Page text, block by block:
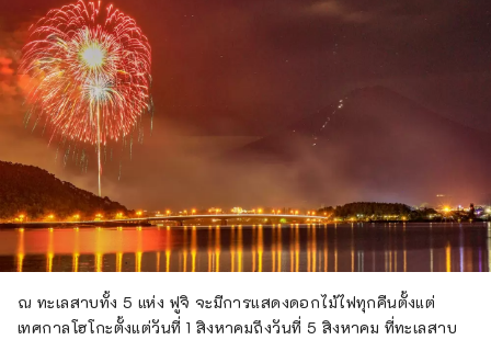
ณ ทะเลสาบทั้ง 5 แห่ง ฟูจิ จะมีการแสดงดอกไม้ไฟทุกคืนตั้งแต่
เทศกาลโฮโกะตั้งแต่วันที่ 1 สิงหาคมถึงวันที่ 5 สิงหาคม ที่ทะเลสาบ